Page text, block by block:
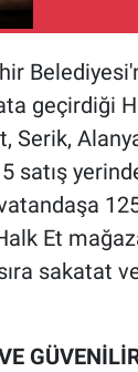
geçirdiği
Serik,
satış
Et
sakatat